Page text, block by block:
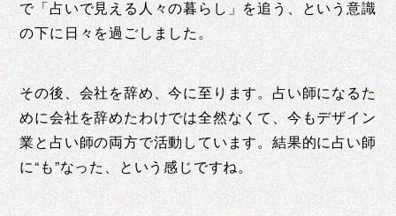
で「占いで見える人々の暮らし」を追う、という意識
の下に日々を過ごしました。
その後、会社を辞め、今に至ります。占い師になるた
めに会社を辞めたわけでは全然なくて、今もデザイン
業と占い師の両方で活動しています。結果的に占い師
に“も”なった、という感じですね。